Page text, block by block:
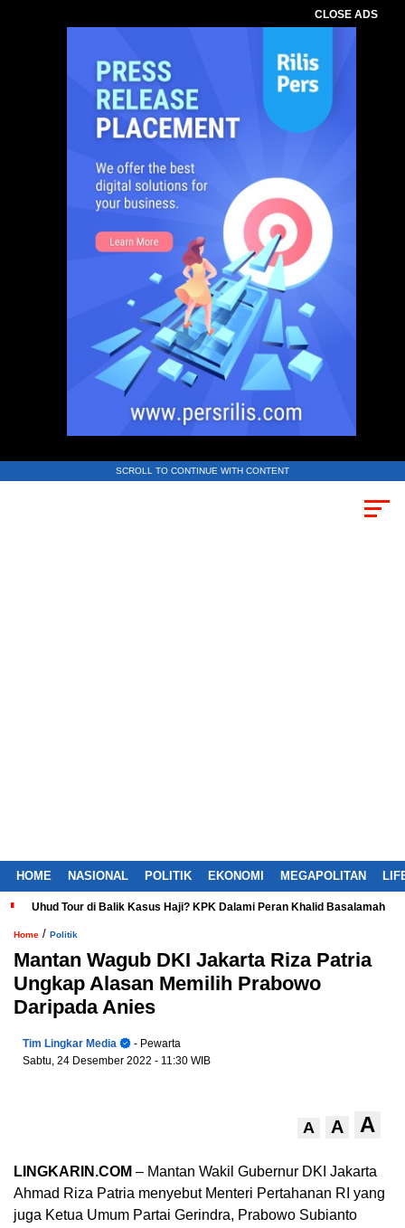
CLOSE ADS
SCROLL TO CONTINUE WITH CONTENT
HOME NASIONAL POLITIK EKONOMI MEGAPOLITAN
Uhud Tour di Balik Kasus Haji? KPK Dalami Peran Khalid Basalamah
Home / Politik
Mantan Wagub DKI Jakarta Riza Patria
Ungkap Alasan Memilih Prabowo
Daripada Anies
Tim Lingkar Media
- Pewarta
Sabtu, 24 Desember 2022 - 11:30 WIB
A A A
LINGKARIN.COM – Mantan Wakil Gubernur DKI Jakarta
Ahmad Riza Patria menyebut Menteri Pertahanan RI yang
juga Ketua Umum Partai Gerindra, Prabowo Subianto